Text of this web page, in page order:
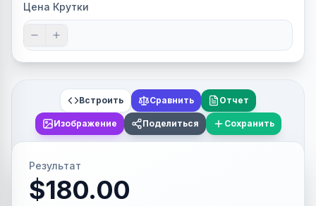
Цена Крутки
Встроить Сравнить Отчет
Изображение Поделиться Сохранить
Результат
$180.00